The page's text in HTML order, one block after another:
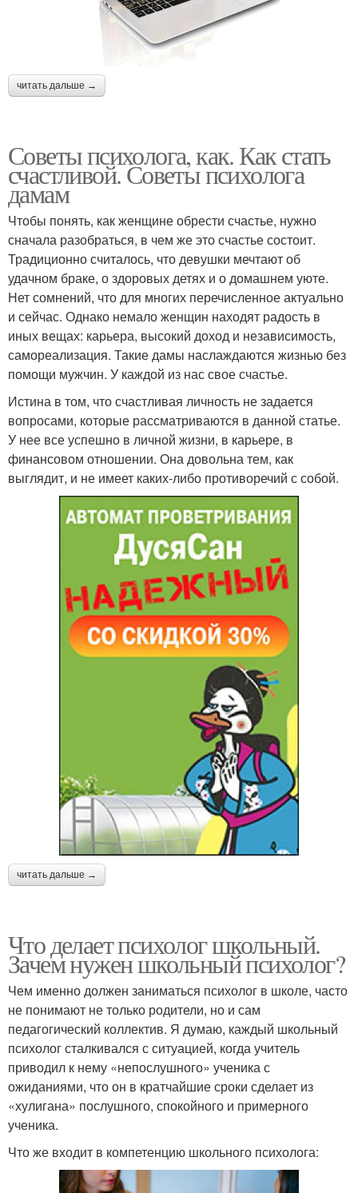
читать дальше →
Советы психолога, как. Как стать
счастливой. Советы психолога
дамам
Чтобы понять, как женщине обрести счастье, нужно
сначала разобраться, в чем же это счастье состоит.
Традиционно считалось, что девушки мечтают об
удачном браке, о здоровых детях и о домашнем уюте.
Нет сомнений, что для многих перечисленное актуально
и сейчас. Однако немало женщин находят радость в
иных вещах: карьера, высокий доход и независимость,
самореализация. Такие дамы наслаждаются жизнью без
помощи мужчин. У каждой из нас свое счастье.
Истина в том, что счастливая личность не задается
вопросами, которые рассматриваются в данной статье.
У нее все успешно в личной жизни, в карьере, в
финансовом отношении. Она довольна тем, как
выглядит, и не имеет каких-либо противоречий с собой.
читать дальше →
Что делает психолог школьный.
Зачем нужен школьный психолог?
Чем именно должен заниматься психолог в школе, часто
не понимают не только родители, но и сам
педагогический коллектив. Я думаю, каждый школьный
психолог сталкивался с ситуацией, когда учитель
приводил к нему «непослушного» ученика с
ожиданиями, что он в кратчайшие сроки сделает из
«хулигана» послушного, спокойного и примерного
ученика.
Что же входит в компетенцию школьного психолога: